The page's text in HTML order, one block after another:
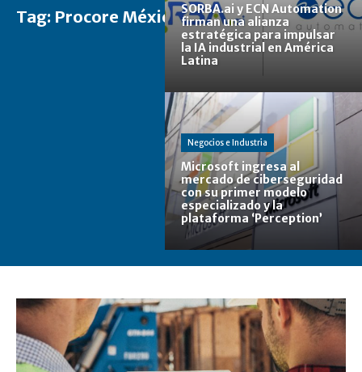
Tag: Procore MéxicoSORBA.ai y ECN Automation
firman una alianza
estratégica para impulsar
la IA industrial en América
Latina
Negocios e Industria
Microsoft ingresa al
mercado de ciberseguridad
con su primer modelo
especializado y la
plataforma ‘Perception’